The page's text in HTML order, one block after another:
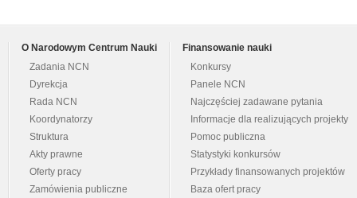
O Narodowym Centrum Nauki
Zadania NCN
Dyrekcja
Rada NCN
Koordynatorzy
Struktura
Akty prawne
Oferty pracy
Zamówienia publiczne
Finansowanie nauki
Konkursy
Panele NCN
Najczęściej zadawane pytania
Informacje dla realizujących projekty
Pomoc publiczna
Statystyki konkursów
Przykłady finansowanych projektów
Baza ofert pracy